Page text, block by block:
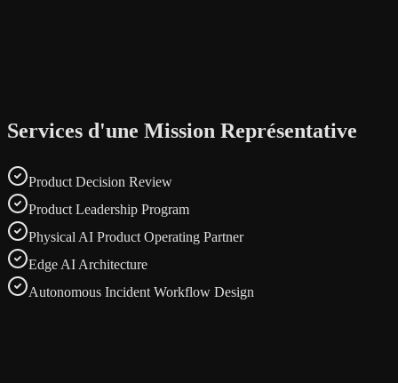
Services d'une Mission Représentative
Product Decision Review
Product Leadership Program
Physical AI Product Operating Partner
Edge AI Architecture
Autonomous Incident Workflow Design